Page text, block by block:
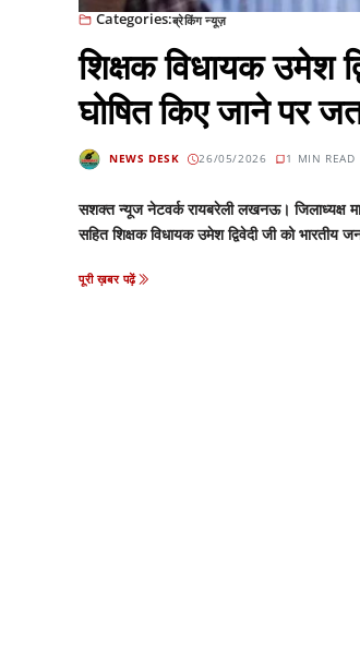
Categories:ब्रेकिंग न्यूज़
शिक्षक विधायक उमेश
घोषित किए जाने पर
NEWS DESK 26/05/2026 1 MIN READ
सशक्त न्यूज नेटवर्क रायबरेली लखनऊ। जिलाध्यक्ष
सहित शिक्षक विधायक उमेश द्विवेदी जी को भारतीय
पूरी ख़बर पढ़ें